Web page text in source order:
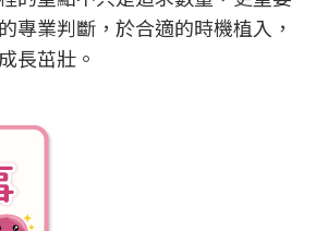
專業判斷，於合適的時機植入，
長茁壯。